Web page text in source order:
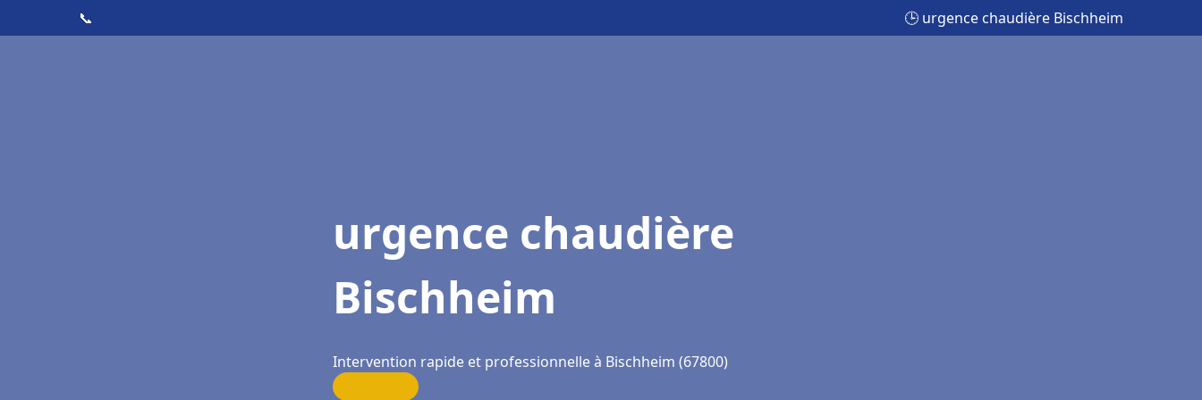
📞 🕒 urgence chaudière Bischheim
urgence chaudière
Bischheim
Intervention rapide et professionnelle à Bischheim (67800)